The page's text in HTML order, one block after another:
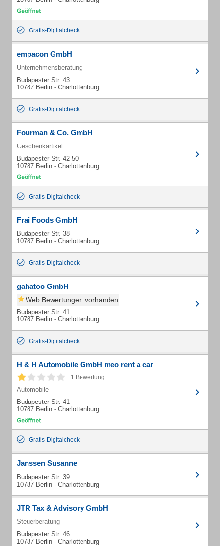
Gratis-Digitalcheck
empacon GmbH
Unternehmensberatung
Budapester Str. 43
10787 Berlin - Charlottenburg
Gratis-Digitalcheck
Fourman & Co. GmbH
Geschenkartikel
Budapester Str. 42-50
10787 Berlin - Charlottenburg
Gratis-Digitalcheck
Frai Foods GmbH
Budapester Str. 38
10787 Berlin - Charlottenburg
Gratis-Digitalcheck
gahatoo GmbH
Web Bewertungen vorhanden
Budapester Str. 41
10787 Berlin - Charlottenburg
Gratis-Digitalcheck
H & H Automobile GmbH meo rent a car
1 Bewertung
Automobile
Budapester Str. 41
10787 Berlin - Charlottenburg
Gratis-Digitalcheck
Janssen Susanne
Budapester Str. 39
10787 Berlin - Charlottenburg
JTR Tax & Advisory GmbH
Steuerberatung
Budapester Str. 46
10787 Berlin - Charlottenburg